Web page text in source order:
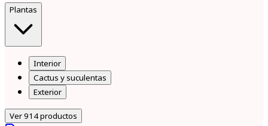
Plantas
Interior
Cactus y suculentas
Exterior
Ver914productos